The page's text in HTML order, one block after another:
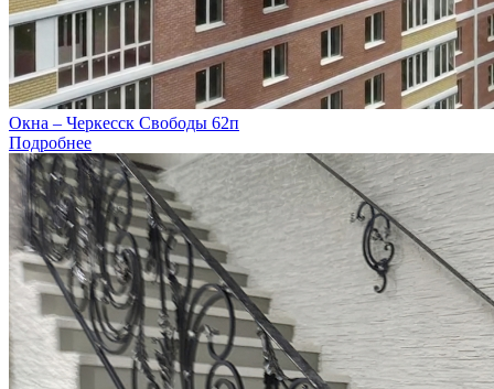
Окна – Черкесск Свободы 62п
Подробнее